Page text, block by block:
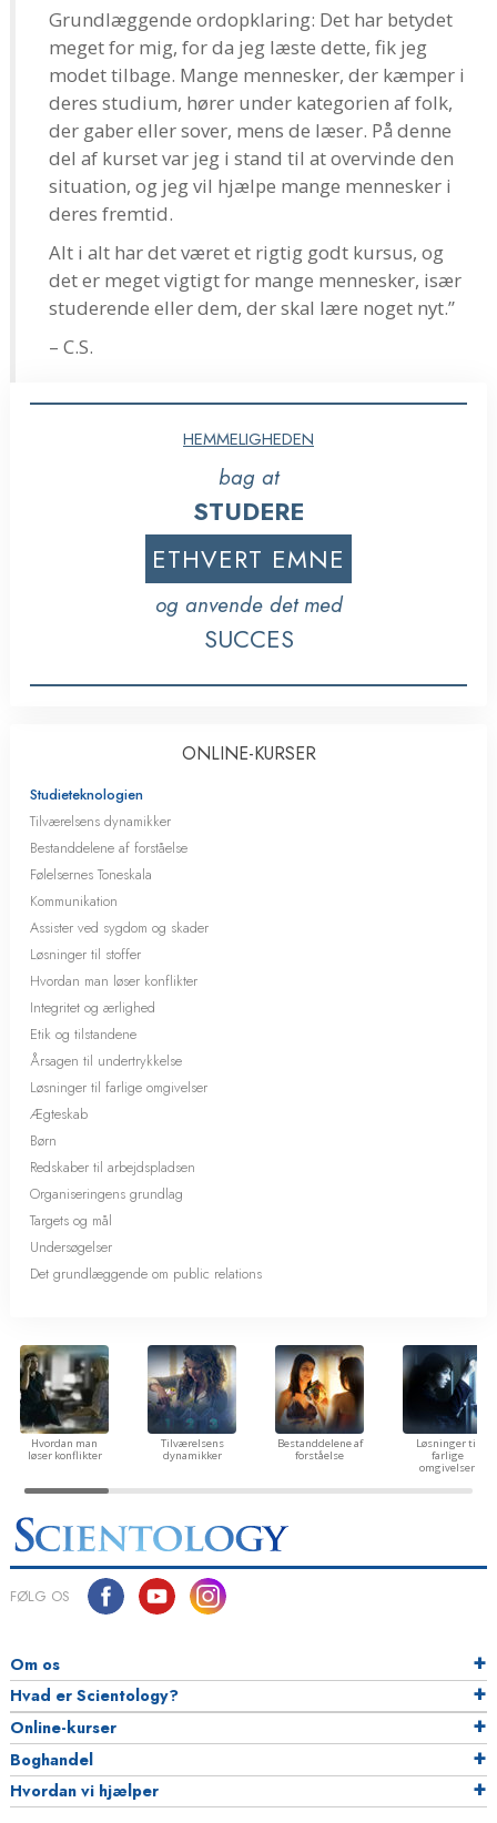
Grundlæggende ordopklaring: Det har betydet
meget for mig, for da jeg læste dette, fik jeg
modet tilbage. Mange mennesker, der kæmper i
deres studium, hører under kategorien af folk,
der gaber eller sover, mens de læser. På denne
del af kurset var jeg i stand til at overvinde den
situation, og jeg vil hjælpe mange mennesker i
deres fremtid.
Alt i alt har det været et rigtig godt kursus, og
det er meget vigtigt for mange mennesker, især
studerende eller dem, der skal lære noget nyt.”
– C.S.
HEMMELIGHEDEN
bag at
STUDERE
ETHVERT EMNE
og anvende det med
SUCCES
ONLINE-KURSER
Studieteknologien
Tilværelsens dynamikker
Bestanddelene af forståelse
Følelsernes Toneskala
Kommunikation
Assister ved sygdom og skader
Løsninger til stoffer
Hvordan man løser konflikter
Integritet og ærlighed
Etik og tilstandene
Årsagen til undertrykkelse
Løsninger til farlige omgivelser
Ægteskab
Børn
Redskaber til arbejdspladsen
Organiseringens grundlag
Targets og mål
Undersøgelser
Det grundlæggende om public relations
Hvordan man
løser konflikter
Tilværelsens
dynamikker
Bestanddelene af
forståelse
Løsninger til
farlige
omgivelser
FØLG OS
Om os
Hvad er Scientology?
Online-kurser
Boghandel
Hvordan vi hjælper